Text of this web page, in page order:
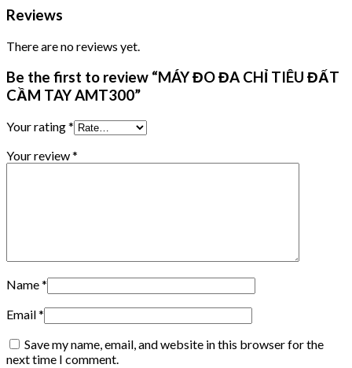
Reviews
There are no reviews yet.
Be the first to review “MÁY ĐO ĐA CHỈ TIÊU ĐẤT
CẦM TAY AMT300”
Your rating*
Your review*
Name*
Email*
Save my name, email, and website in this browser for the
next time I comment.